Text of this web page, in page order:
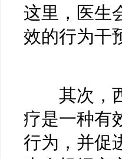
这里，医生
效的行为干
其次，西
疗是一种有
行为，并促